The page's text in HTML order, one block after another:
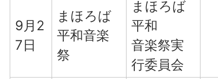
9月2
7日
まほろば
平和音楽
祭
まほろば
平和
音楽祭実
行委員会